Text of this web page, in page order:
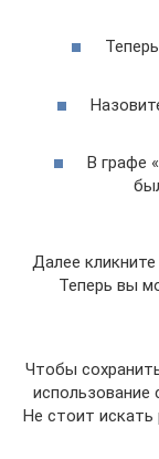
В графе
Далее
Теперь вы
Чтобы
использование
Не стоит